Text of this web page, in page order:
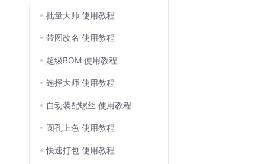
批量大师 使用教程
带图改名 使用教程
超级BOM 使用教程
选择大师 使用教程
自动装配螺丝 使用教程
圆孔上色 使用教程
快速打包 使用教程